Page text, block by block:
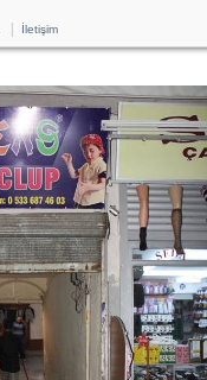
İletişim